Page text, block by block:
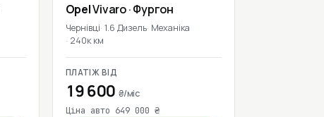
OpelVivaro· Фургон
Чернівці 1.6 Дизель Механіка
240к км
ПЛАТІЖ ВІД
19 600 ₴/міс
Ціна авто 649 000 ₴